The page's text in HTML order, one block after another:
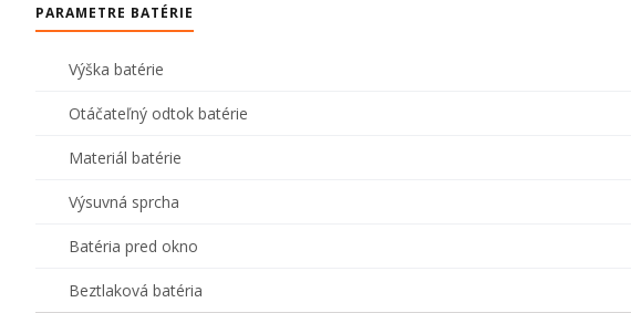
PARAMETRE BATÉRIE
Výška batérie
Otáčateľný odtok batérie
Materiál batérie
Výsuvná sprcha
Batéria pred okno
Beztlaková batéria